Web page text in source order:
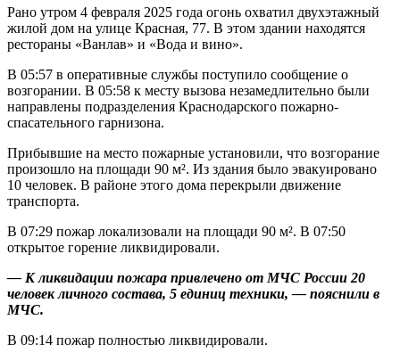
Рано утром 4 февраля 2025 года огонь охватил двухэтажный
жилой дом на улице Красная, 77. В этом здании находятся
рестораны «Ванлав» и «Вода и вино».
В 05:57 в оперативные службы поступило сообщение о
возгорании. В 05:58 к месту вызова незамедлительно были
направлены подразделения Краснодарского пожарно-
спасательного гарнизона.
Прибывшие на место пожарные установили, что возгорание
произошло на площади 90 м². Из здания было эвакуировано
10 человек. В районе этого дома перекрыли движение
транспорта.
В 07:29 пожар локализовали на площади 90 м². В 07:50
открытое горение ликвидировали.
— К ликвидации пожара привлечено от МЧС России 20
человек личного состава, 5 единиц техники, — пояснили в
МЧС.
В 09:14 пожар полностью ликвидировали.